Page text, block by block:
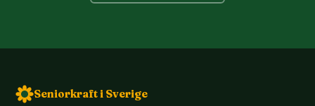
Seniorkraft i Sverige